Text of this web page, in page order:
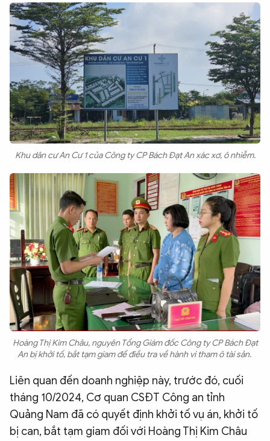
Khu dân cư An Cư 1 của Công ty CP Bách Đạt An xác xơ, ô nhiễm.
Hoàng Thị Kim Châu, nguyên Tổng Giám đốc Công ty CP Bách Đạt
An bị khởi tố, bắt tạm giam để điều tra về hành vi tham ô tài sản.
Liên quan đến doanh nghiệp này, trước đó, cuối
tháng 10/2024, Cơ quan CSĐT Công an tỉnh
Quảng Nam đã có quyết định khởi tố vụ án, khởi tố
bị can, bắt tạm giam đối với Hoàng Thị Kim Châu